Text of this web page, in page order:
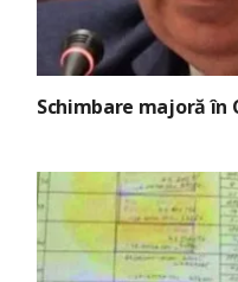
Schimbare majoră în